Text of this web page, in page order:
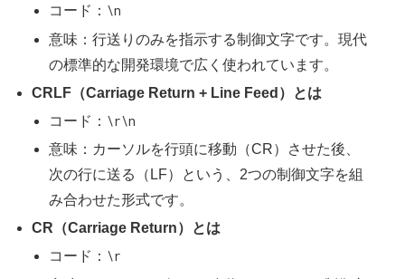
コード： \n
意味：行送りのみを指示する制御文字です。現代
の標準的な開発環境で広く使われています。
CRLF（Carriage Return + Line Feed）とは
コード： \r\n
意味：カーソルを行頭に移動（CR）させた後、
次の行に送る（LF）という、2つの制御文字を組
み合わせた形式です。
CR（Carriage Return）とは
コード： \r